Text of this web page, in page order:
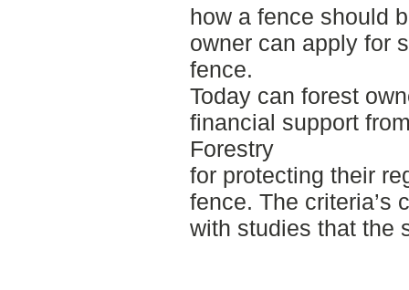
how a fence should
owner can apply for
fence.
Today can forest
financial support
Forestry
for protecting their
fence. The criteria’s
with studies that the